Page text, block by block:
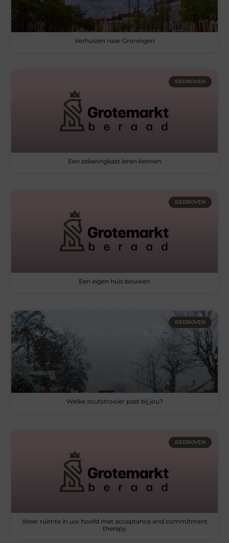
Verhuizen naar Groningen
BEDRIJVEN
Een zekeringkast leren kennen
BEDRIJVEN
Een eigen huis bouwen
BEDRIJVEN
Welke zoutstrooier past bij jou?
BEDRIJVEN
Weer ruimte in uw hoofd met acceptance and commitment
therapy